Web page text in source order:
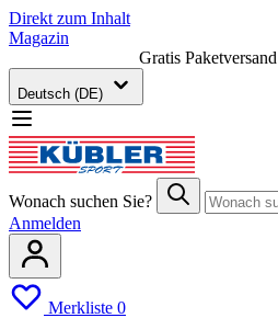
Direkt zum Inhalt
Magazin
Gratis
Deutsch (DE)
Wonach suchen Sie?
Anmelden
Merkliste 0